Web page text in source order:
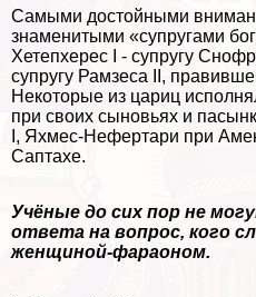
Самыми достойными
знаменитыми «супругами
Хетепхерес I - супругу
супругу Рамзеса II,
Некоторые из цариц
при своих сыновьях и
I, Яхмес-Нефертари при
Саптахе.
Учёные до сих пор не
ответа на вопрос, кого
женщиной-фараоном.